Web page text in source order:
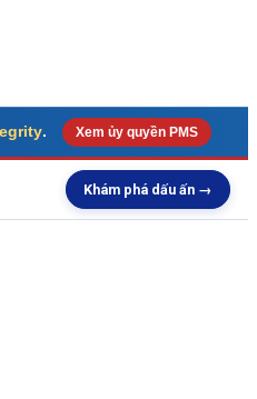
. Xem ủy quyền PMS
Khám phá dấu ấn →